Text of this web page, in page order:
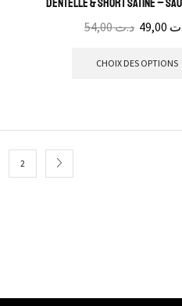
Dentelle & Short Satiné –
د.ت54,00
CHOIX DES OPTIONS
2